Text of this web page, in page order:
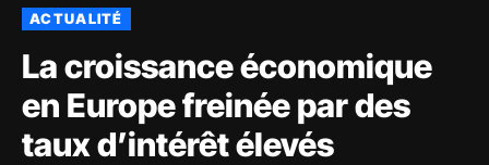
ACTUALITÉ
La croissance économique
en Europe freinée par des
taux d’intérêt élevés